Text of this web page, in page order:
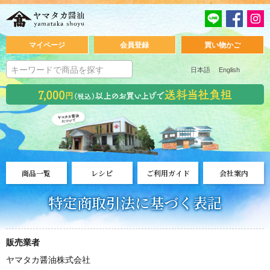
マイページ 会員登録 買い物かご
日本語 English
商品一覧 レシピ ご利用ガイド 会社案内
特定商取引法に基づく表記
販売業者
ヤマタカ醤油株式会社